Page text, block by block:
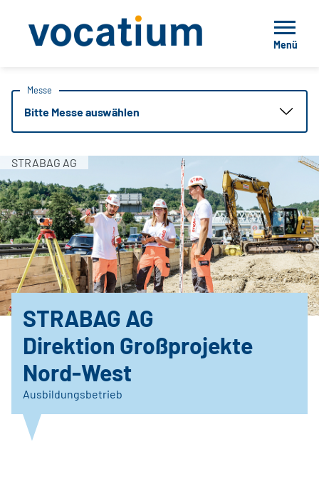
Menü
Messe
Bitte Messe auswählen
STRABAG AG
STRABAG AG
Direktion Großprojekte
Nord-West
Ausbildungsbetrieb